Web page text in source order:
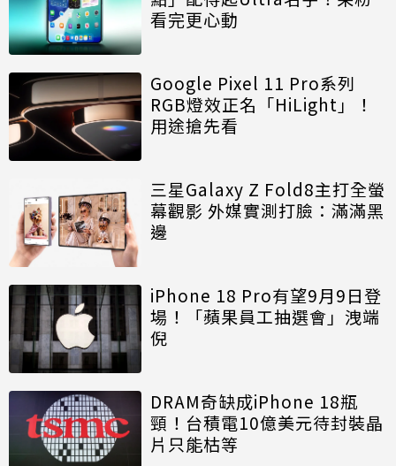
看完更心動
Google Pixel 11 Pro系列
RGB燈效正名「HiLight」！
用途搶先看
三星Galaxy Z Fold8主打全螢
幕觀影 外媒實測打臉：滿滿黑
邊
iPhone 18 Pro有望9月9日登
場！「蘋果員工抽選會」洩端
倪
DRAM奇缺成iPhone 18瓶
頸！台積電10億美元待封裝晶
片只能枯等